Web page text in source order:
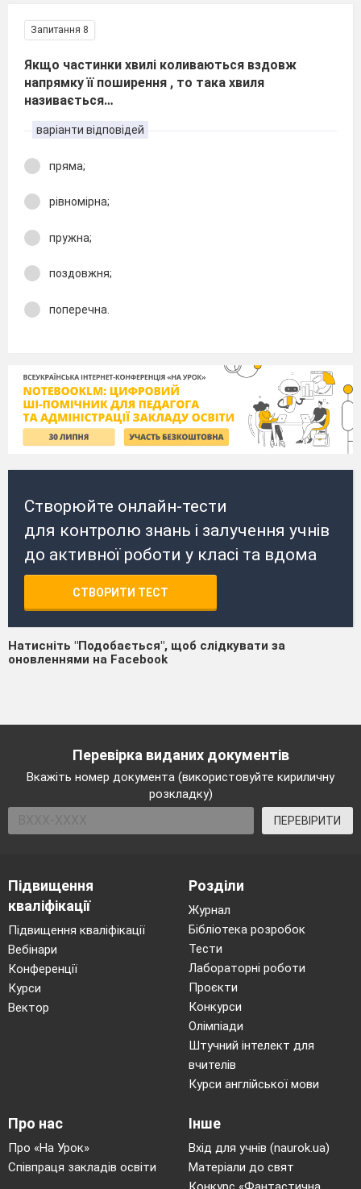
Запитання 8
Якщо частинки хвилі коливаються вздовж
напрямку її поширення , то така хвиля
називається…
варіанти відповідей
пряма;
рівномірна;
пружна;
поздовжня;
поперечна.
Створюйте онлайн-тести
для контролю знань і залучення учнів
до активної роботи у класі та вдома
СТВОРИТИ ТЕСТ
Натисніть "Подобається", щоб слідкувати за
оновленнями на Facebook
Перевірка виданих документів
Вкажіть номер документа (використовуйте кириличну
розкладку)
ПЕРЕВІРИТИ
Підвищення
кваліфікації
Підвищення кваліфікації
Вебінари
Конференції
Курси
Вектор
Розділи
Журнал
Бібліотека розробок
Тести
Лабораторні роботи
Проєкти
Конкурси
Олімпіади
Штучний інтелект для
вчителів
Курси англійської мови
Про нас
Про «На Урок»
Співпраця закладів освіти
Інше
Вхід для учнів (naurok.ua)
Матеріали до свят